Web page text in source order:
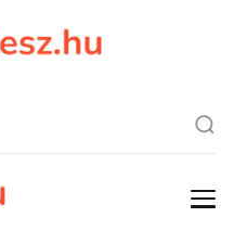
finomlesz.hu
Recept, ami finom lesz.